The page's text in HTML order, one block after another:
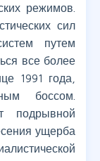
режимов.
сил
путем
все более
1991 года,
боссом.
подрывной
ущерба